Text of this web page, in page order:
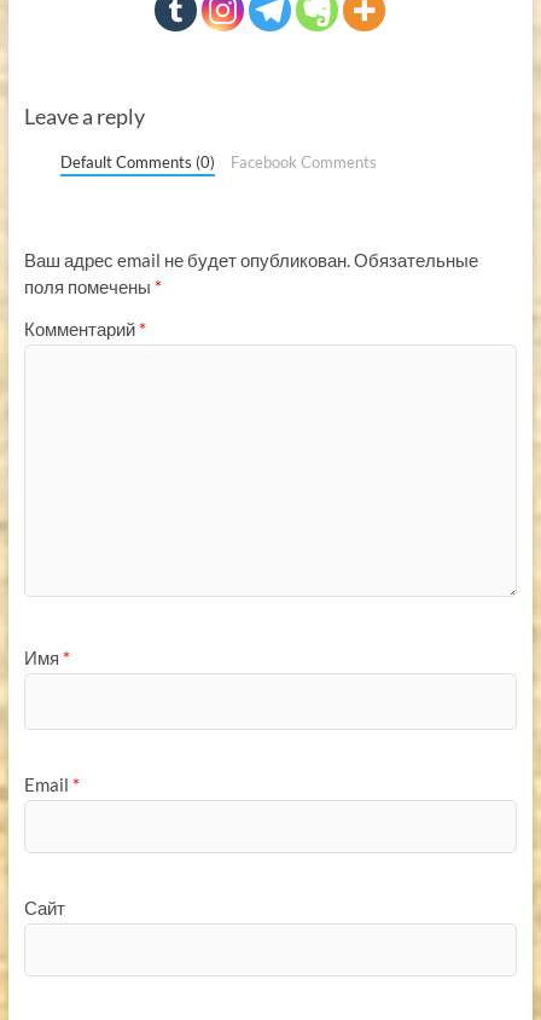
Leave a reply
Default Comments (0) Facebook Comments
Ваш адрес email не будет опубликован. Обязательные
поля помечены *
Комментарий *
Имя *
Email *
Сайт